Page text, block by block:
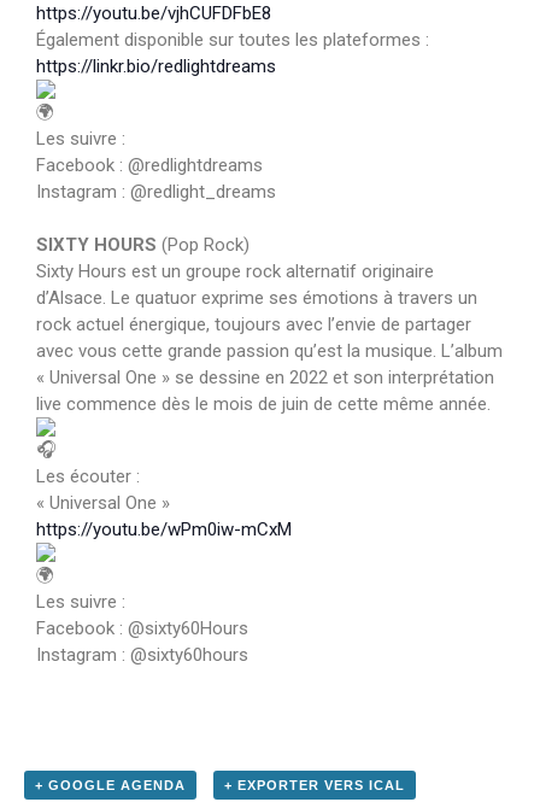
https://youtu.be/vjhCUFDFbE8
Également disponible sur toutes les plateformes :
https://linkr.bio/redlightdreams
Les suivre :
Facebook : @redlightdreams
Instagram : @redlight_dreams
SIXTY HOURS (Pop Rock)
Sixty Hours est un groupe rock alternatif originaire
d’Alsace. Le quatuor exprime ses émotions à travers un
rock actuel énergique, toujours avec l’envie de partager
avec vous cette grande passion qu’est la musique. L’album
« Universal One » se dessine en 2022 et son interprétation
live commence dès le mois de juin de cette même année.
Les écouter :
« Universal One »
https://youtu.be/wPm0iw-mCxM
Les suivre :
Facebook : @sixty60Hours
Instagram : @sixty60hours
+ GOOGLE AGENDA + EXPORTER VERS ICAL